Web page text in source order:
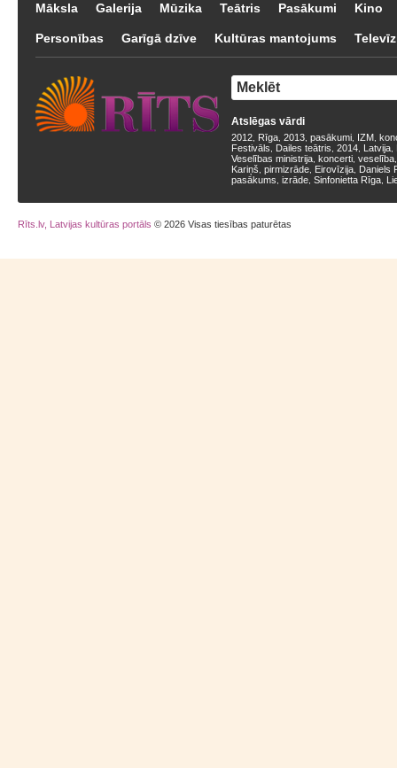
Māksla Galerija Mūzika Teātris Pasākumi Kino
Personības Garīgā dzīve Kultūras mantojums
Atslēgas vārdi
2012 Rīga 2013 pasākumi IZM
Festivāls
Dailes teātris 2014 Latvija
Veselības ministrija koncerti veselība
Kariņš pirmizrāde Eirovīzija Daniels
pasākums izrāde Sinfonietta Rīga
Rīts.lv, Latvijas kultūras portāls © 2026 Visas tiesības paturētas